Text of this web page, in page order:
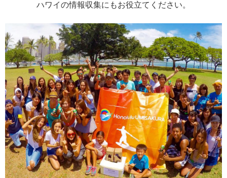
ハワイの情報収集にもお役立てください。